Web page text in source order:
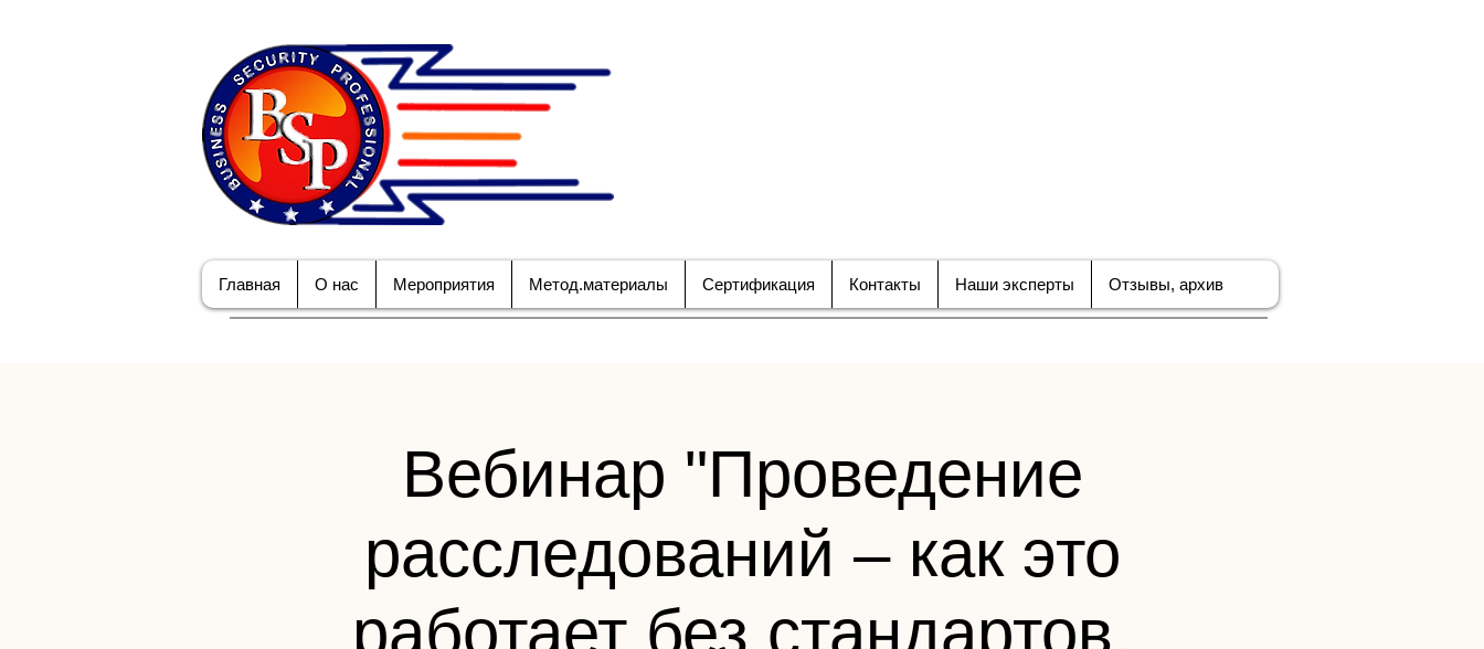
Главная О нас Мероприятия Метод.материалы Сертификация Контакты Наши эксперты Отзывы, архив
Вебинар "Проведение
расследований – как это
работает без стандартов,